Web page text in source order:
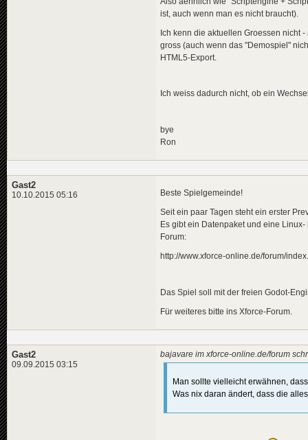
ist, auch wenn man es nicht braucht).
Ich kenn die aktuellen Groessen nicht
gross (auch wenn das "Demospiel"
HTML5-Export.
Ich weiss dadurch nicht, ob ein
bye
Ron
Gast2
10.10.2015 05:16 Beste Spielgemeinde!
Seit ein paar Tagen steht ein erster
Es gibt ein Datenpaket und eine
Forum:
http://www.xforce-online.de/forum/
Das Spiel soll mit der freien Godot-
Für weiteres bitte ins Xforce-Forum.
Gast2
09.09.2015 03:15
bajavare im xforce-online.de/forum
Man sollte vielleicht erwähnen,
Was nix daran ändert, dass die